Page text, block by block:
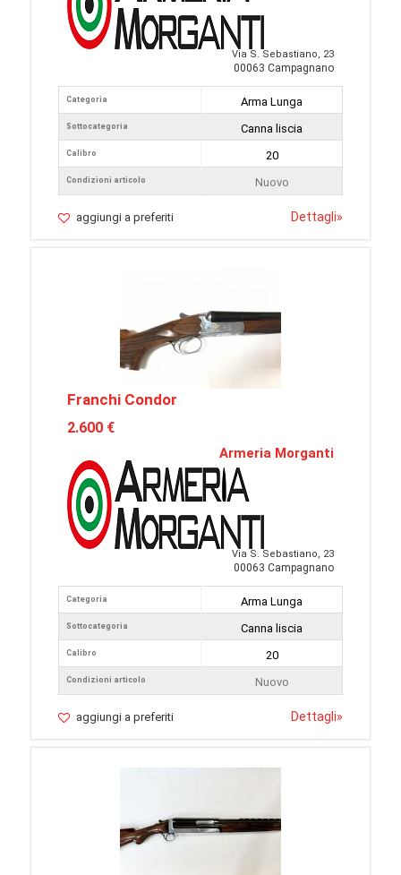
Via S. Sebastiano, 23
00063 Campagnano
Categoria
Sottocategoria
Calibro
Condizioni articolo
Arma Lunga
Canna liscia
20
Nuovo
aggiungi a preferiti Dettagli»
Franchi Condor
2.600 €
Armeria Morganti
Via S. Sebastiano, 23
00063 Campagnano
Categoria
Sottocategoria
Calibro
Condizioni articolo
Arma Lunga
Canna liscia
20
Nuovo
aggiungi a preferiti Dettagli»